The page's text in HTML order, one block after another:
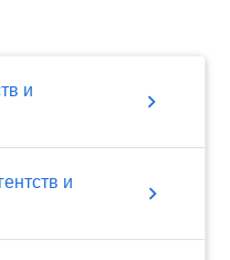
и
chevron_right
и
chevron_right